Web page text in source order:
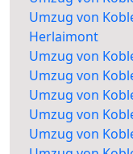
Umzug von
Herlaimont
Umzug von
Umzug von
Umzug von
Umzug von
Umzug von